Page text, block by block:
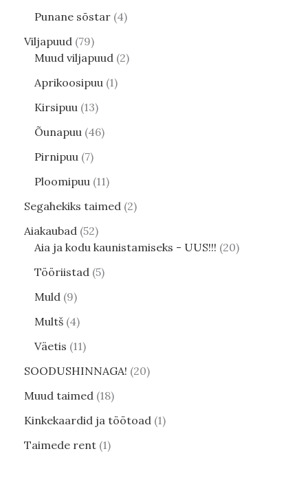
Punane sõstar 4
Viljapuud 79
Muud viljapuud 2
Aprikoosipuu 1
Kirsipuu 13
Õunapuu 46
Pirnipuu 7
Ploomipuu 11
Segahekiks taimed 2
Aiakaubad 52
Aia ja kodu kaunistamiseks - UUS!!! 20
Tööriistad 5
Muld 9
Multš 4
Väetis 11
SOODUSHINNAGA! 20
Muud taimed 18
Kinkekaardid ja töötoad 1
Taimede rent 1